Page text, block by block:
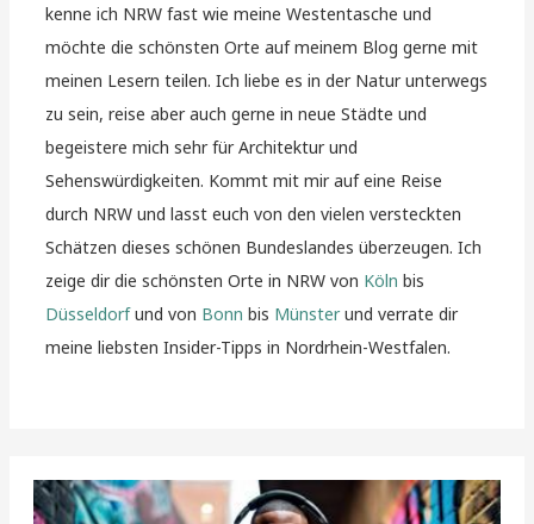
kenne ich NRW fast wie meine Westentasche und
möchte die schönsten Orte auf meinem Blog gerne mit
meinen Lesern teilen. Ich liebe es in der Natur unterwegs
zu sein, reise aber auch gerne in neue Städte und
begeistere mich sehr für Architektur und
Sehenswürdigkeiten. Kommt mit mir auf eine Reise
durch NRW und lasst euch von den vielen versteckten
Schätzen dieses schönen Bundeslandes überzeugen. Ich
zeige dir die schönsten Orte in NRW von Köln bis
Düsseldorfund von Bonn bis Münsterund verrate dir
meine liebsten Insider-Tipps in Nordrhein-Westfalen.